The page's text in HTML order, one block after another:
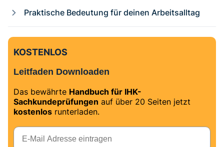
Praktische Bedeutung für deinen Arbeitsalltag
KOSTENLOS
Leitfaden Downloaden
Das bewährte Handbuch für IHK-
Sachkundeprüfungen auf über 20 Seiten jetzt
kostenlos runterladen.
E-Mail